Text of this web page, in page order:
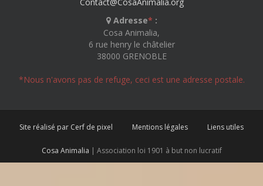
Adresse* :
Cosa Animalia,
6 rue henry le châtelier
38000 GRENOBLE
*Nous n'avons pas de refuge, ceci est une adresse postale.
Site réalisé par Cerf de pixel Mentions légales Liens utiles
Cosa Animalia | Association loi 1901 à but non lucratif